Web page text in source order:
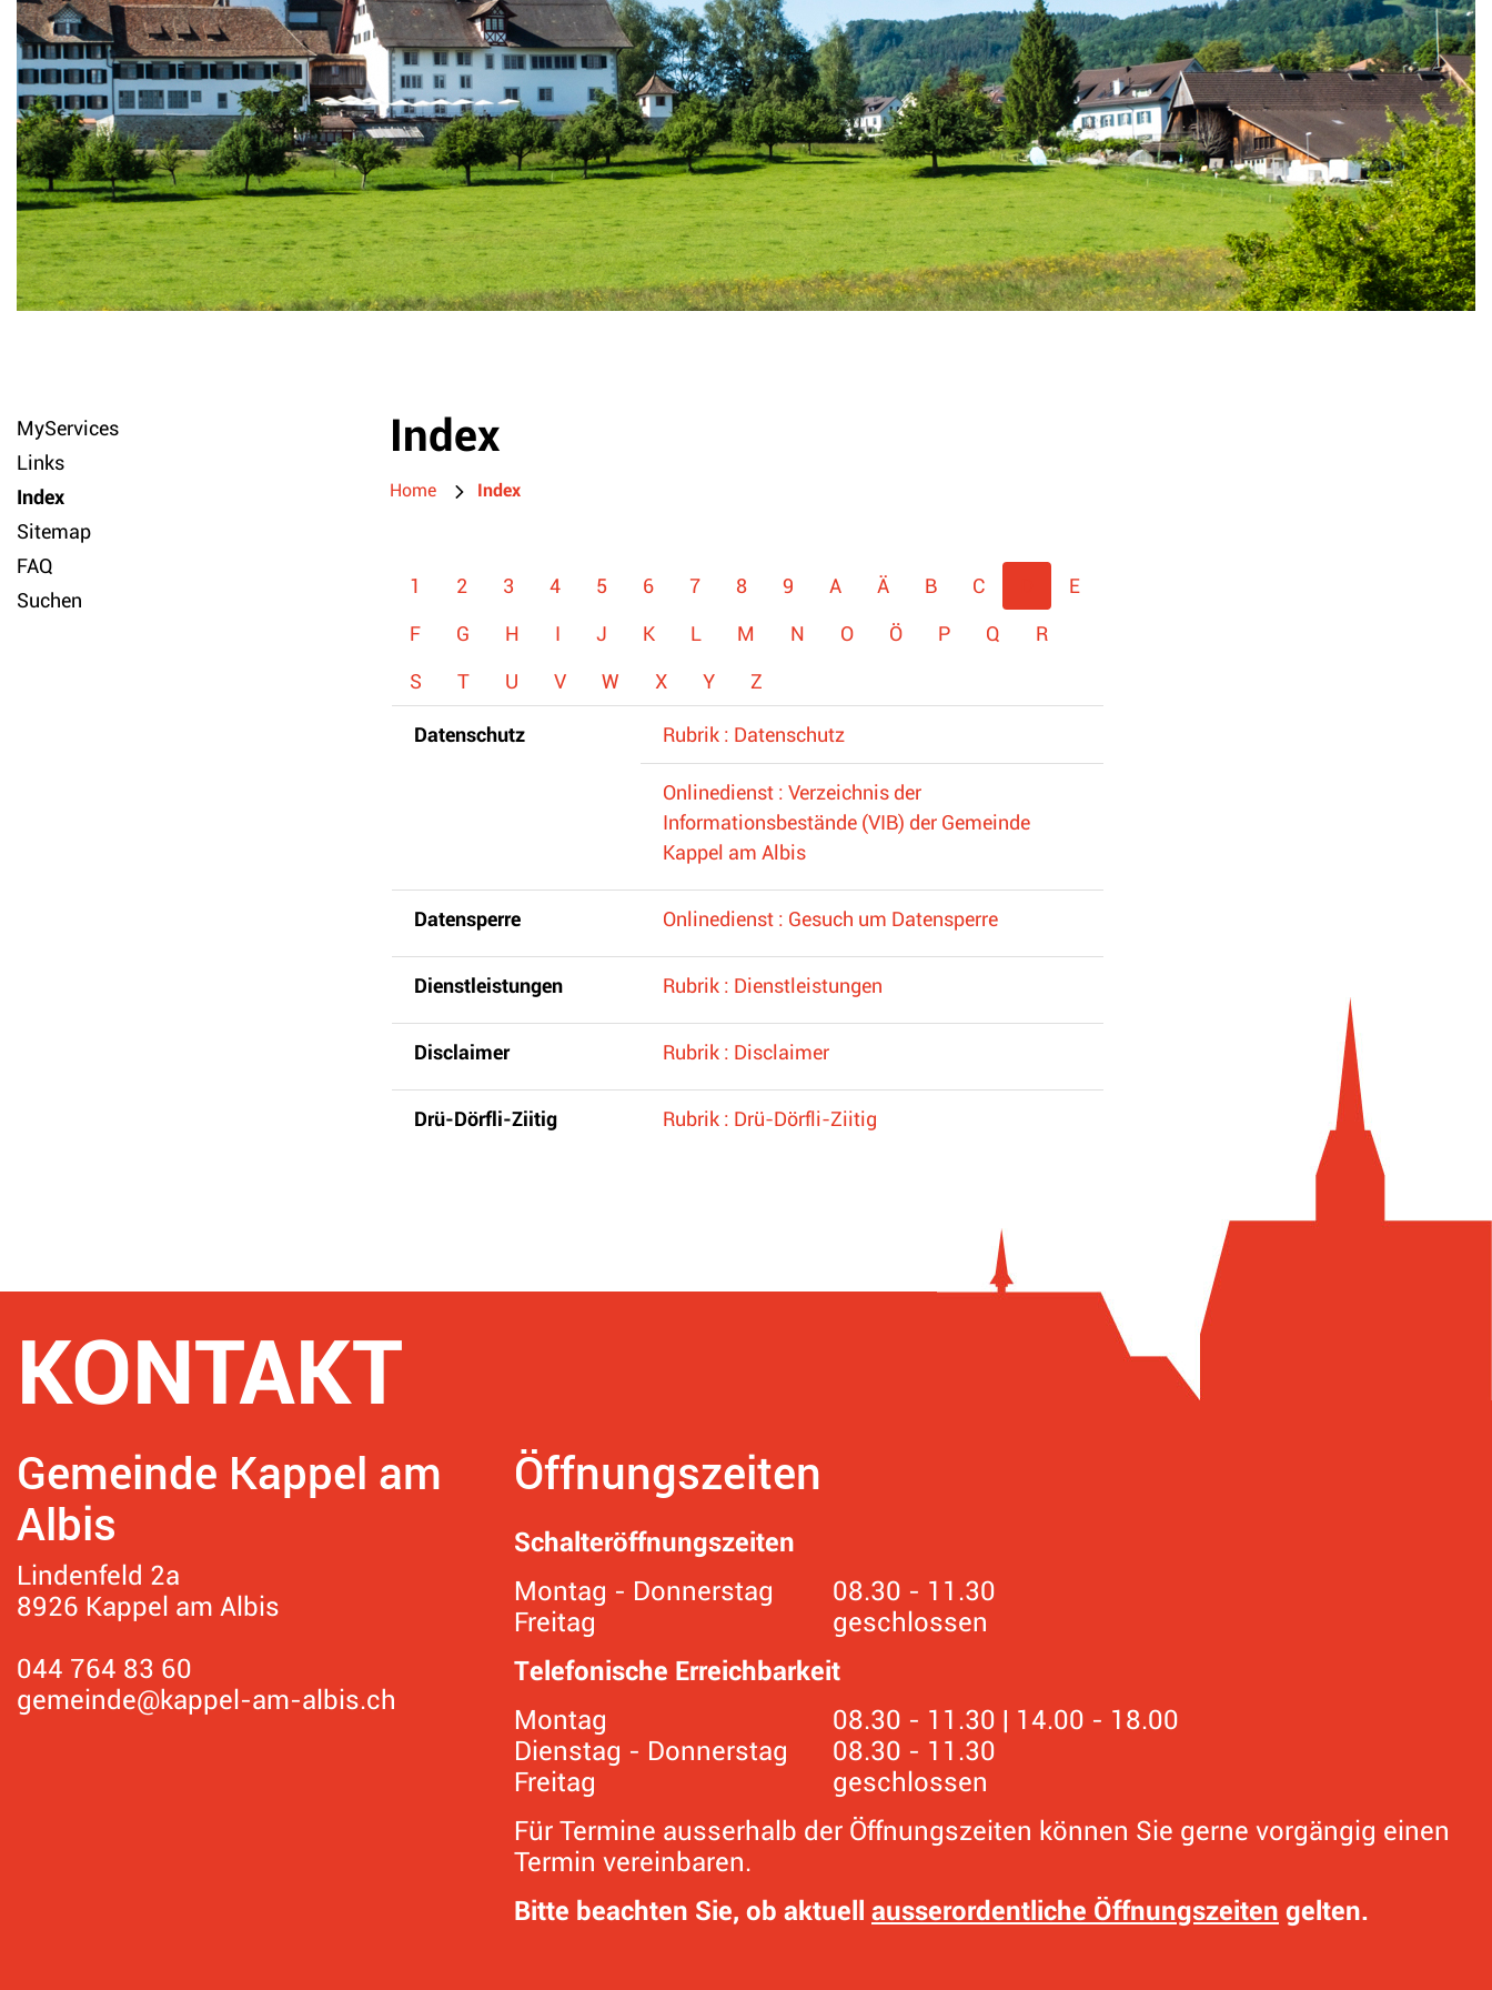
MyServices
Links
Index
Sitemap
FAQ
Suchen
Index
Home Index
1 2 3 4 5 6 7 8 9 A Ä B C E
F G H I J K L M N O Ö P Q R
S T U V W X Y Z
Datenschutz Rubrik : Datenschutz
Onlinedienst : Verzeichnis der
Informationsbestände (VIB) der Gemeinde
Kappel am Albis
Datensperre Onlinedienst : Gesuch um Datensperre
Dienstleistungen Rubrik : Dienstleistungen
Disclaimer Rubrik : Disclaimer
Drü-Dörfli-Ziitig Rubrik : Drü-Dörfli-Ziitig
Fusszeile
KONTAKT
Gemeinde Kappel am
Albis
Lindenfeld 2a
8926 Kappel am Albis
044 764 83 60
gemeinde@kappel-am-albis.ch
Öffnungszeiten
Schalteröffnungszeiten
Montag - Donnerstag
08.30 - 11.30
Freitag
geschlossen
Telefonische Erreichbarkeit
Montag
08.30 - 11.30 | 14.00 - 18.00
Dienstag - Donnerstag
08.30 - 11.30
Freitag
geschlossen
Für Termine ausserhalb der Öffnungszeiten können Sie gerne vorgängig einen
Termin vereinbaren.
Bitte beachten Sie, ob aktuell ausserordentliche Öffnungszeiten gelten.